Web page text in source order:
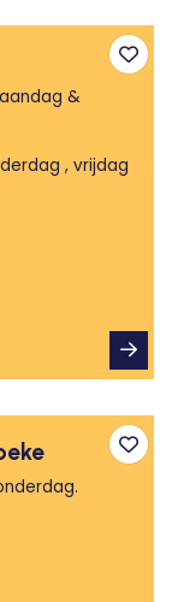
&
, vrijdag